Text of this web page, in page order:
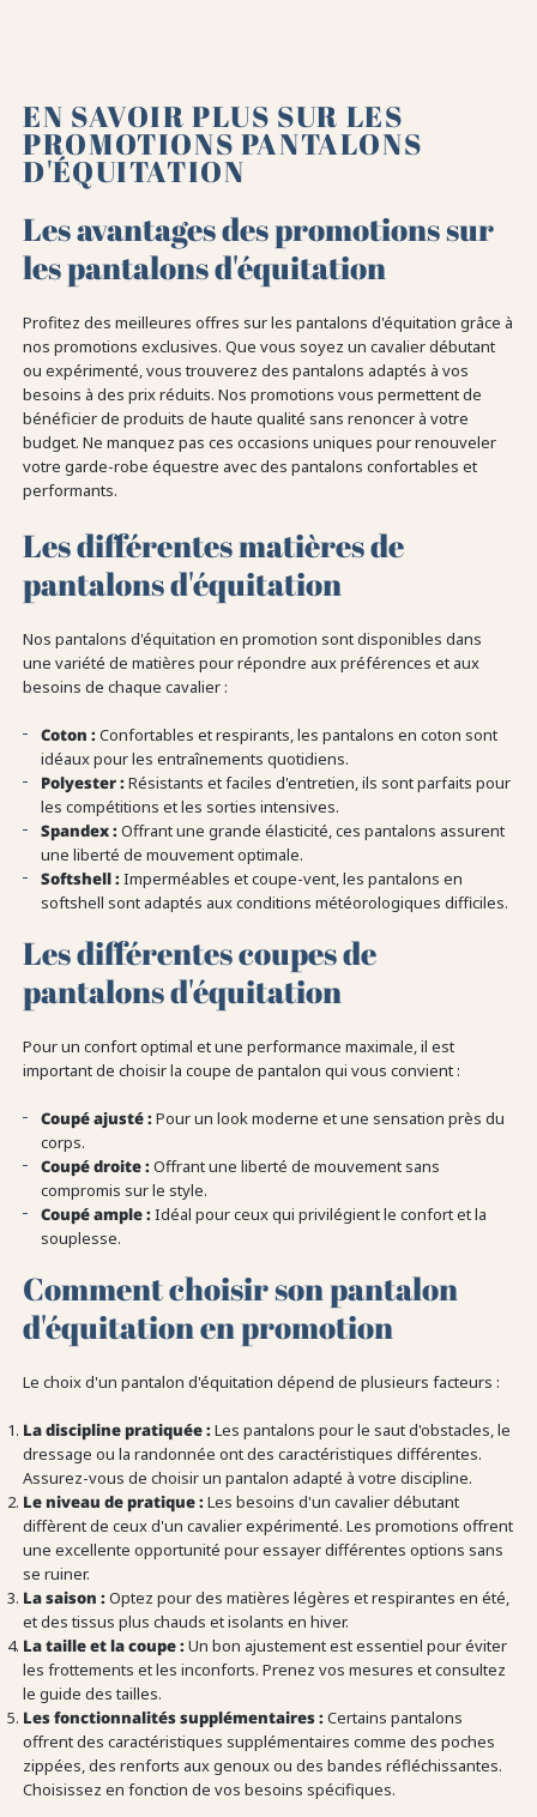
EN SAVOIR PLUS SUR LES
PROMOTIONS PANTALONS
D'ÉQUITATION
Les avantages des promotions sur
les pantalons d'équitation
Profitez des meilleures offres sur les pantalons d'équitation grâce à
nos promotions exclusives. Que vous soyez un cavalier débutant
ou expérimenté, vous trouverez des pantalons adaptés à vos
besoins à des prix réduits. Nos promotions vous permettent de
bénéficier de produits de haute qualité sans renoncer à votre
budget. Ne manquez pas ces occasions uniques pour renouveler
votre garde-robe équestre avec des pantalons confortables et
performants.
Les différentes matières de
pantalons d'équitation
Nos pantalons d'équitation en promotion sont disponibles dans
une variété de matières pour répondre aux préférences et aux
besoins de chaque cavalier :
Coton : Confortables et respirants, les pantalons en coton sont
idéaux pour les entraînements quotidiens.
Polyester : Résistants et faciles d'entretien, ils sont parfaits pour
les compétitions et les sorties intensives.
Spandex : Offrant une grande élasticité, ces pantalons assurent
une liberté de mouvement optimale.
Softshell : Imperméables et coupe-vent, les pantalons en
softshell sont adaptés aux conditions météorologiques difficiles.
Les différentes coupes de
pantalons d'équitation
Pour un confort optimal et une performance maximale, il est
important de choisir la coupe de pantalon qui vous convient :
Coupé ajusté : Pour un look moderne et une sensation près du
corps.
Coupé droite : Offrant une liberté de mouvement sans
compromis sur le style.
Coupé ample : Idéal pour ceux qui privilégient le confort et la
souplesse.
Comment choisir son pantalon
d'équitation en promotion
Le choix d'un pantalon d'équitation dépend de plusieurs facteurs :
La discipline pratiquée : Les pantalons pour le saut d'obstacles, le
dressage ou la randonnée ont des caractéristiques différentes.
Assurez-vous de choisir un pantalon adapté à votre discipline.
Le niveau de pratique : Les besoins d'un cavalier débutant
diffèrent de ceux d'un cavalier expérimenté. Les promotions offrent
une excellente opportunité pour essayer différentes options sans
se ruiner.
La saison : Optez pour des matières légères et respirantes en été,
et des tissus plus chauds et isolants en hiver.
La taille et la coupe : Un bon ajustement est essentiel pour éviter
les frottements et les inconforts. Prenez vos mesures et consultez
le guide des tailles.
Les fonctionnalités supplémentaires : Certains pantalons
offrent des caractéristiques supplémentaires comme des poches
zippées, des renforts aux genoux ou des bandes réfléchissantes.
Choisissez en fonction de vos besoins spécifiques.